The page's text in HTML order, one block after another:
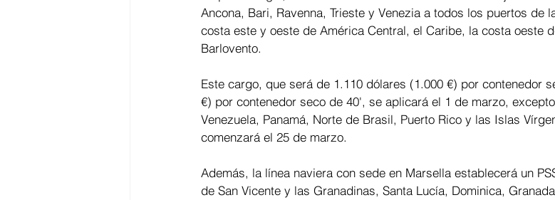
Ancona, Bari, Ravenna, Trieste y Venezia a todos los puertos de
costa este y oeste de América Central, el Caribe, la costa oeste
Barlovento.
Este cargo, que será de 1.110 dólares (1.000 €) por contenedor
€) por contenedor seco de 40', se aplicará el 1 de marzo,
Venezuela, Panamá, Norte de Brasil, Puerto Rico y las Islas
comenzará el 25 de marzo.
Además, la línea naviera con sede en Marsella establecerá un
de San Vicente y las Granadinas, Santa Lucía, Dominica,